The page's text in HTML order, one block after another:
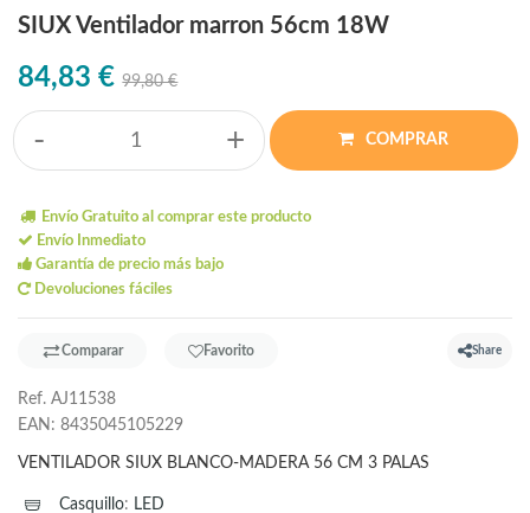
SIUX Ventilador marron 56cm 18W
84,83 € 99,80 €
- + COMPRAR
Envío Gratuito al comprar este producto
Envío Inmediato
Garantía de precio más bajo
Devoluciones fáciles
Comparar Favorito Share
Ref. AJ11538
EAN: 8435045105229
VENTILADOR SIUX BLANCO-MADERA 56 CM 3 PALAS
Casquillo: LED